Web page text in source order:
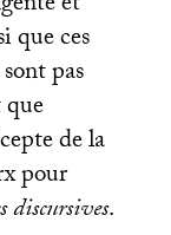
que ces
pas
de la
pour
.